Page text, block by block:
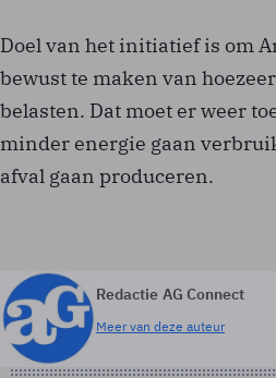
Doel van het initiatief is om
bewust te maken van
belasten. Dat moet er weer
minder energie gaan
afval gaan produceren.
Redactie AG Connect
Meer van deze auteur